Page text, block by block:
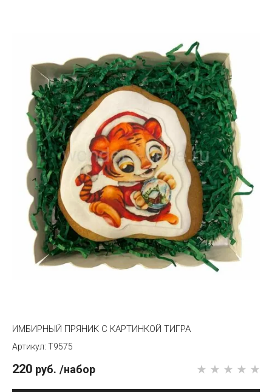
ИМБИРНЫЙ ПРЯНИК С КАРТИНКОЙ ТИГРА
T9575
220 руб. /набор